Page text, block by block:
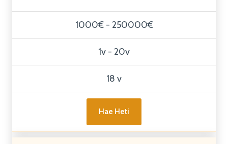
1000€ - 250000€
1v - 20v
18 v
Hae Heti